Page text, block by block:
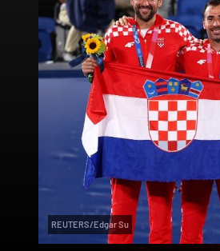
REUTERS/Edgar Su